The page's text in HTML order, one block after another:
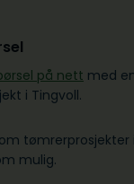
på nett med
i Tingvoll.
tømrerprosjekter
mulig.